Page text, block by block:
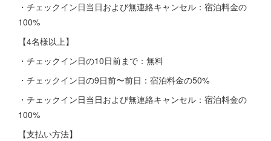
・チェックイン日当日および無連絡キャンセル：宿泊料金の
100%
【4名様以上】
・チェックイン日の10日前まで：無料
・チェックイン日の9日前〜前日：宿泊料金の50%
・チェックイン日当日および無連絡キャンセル：宿泊料金の
100%
【支払い方法】